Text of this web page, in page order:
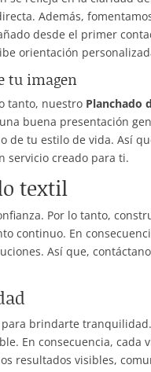
Además,
desde el primer
orientación
tu imagen
tanto, nuestro Planchado
buena presentación
de tu estilo de vida. Así
servicio creado para ti.
textil
Por lo tanto,
continuo. En
Así que,
brindarte
En consecuencia, cada
resultados visibles,